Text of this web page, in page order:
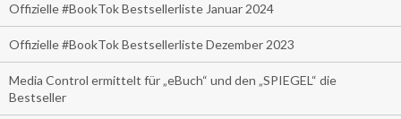
Offizielle #BookTok Bestsellerliste Januar 2024
Offizielle #BookTok Bestsellerliste Dezember 2023
Media Control ermittelt für „eBuch“ und den „SPIEGEL“ die
Bestseller